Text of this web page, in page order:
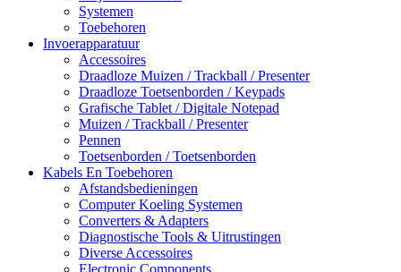
Systemen
Toebehoren
Invoerapparatuur
Accessoires
Draadloze Muizen / Trackball / Presenter
Draadloze Toetsenborden / Keypads
Grafische Tablet / Digitale Notepad
Muizen / Trackball / Presenter
Pennen
Toetsenborden / Toetsenborden
Kabels En Toebehoren
Afstandsbedieningen
Computer Koeling Systemen
Converters & Adapters
Diagnostische Tools & Uitrustingen
Diverse Accessoires